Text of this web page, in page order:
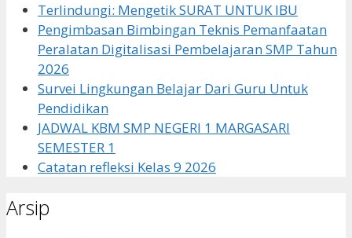
Terlindungi: Mengetik SURAT UNTUK IBU
Pengimbasan Bimbingan Teknis Pemanfaatan
Peralatan Digitalisasi Pembelajaran SMP Tahun
2026
Survei Lingkungan Belajar Dari Guru Untuk
Pendidikan
JADWAL KBM SMP NEGERI 1 MARGASARI
SEMESTER 1
Catatan refleksi Kelas 9 2026
Arsip